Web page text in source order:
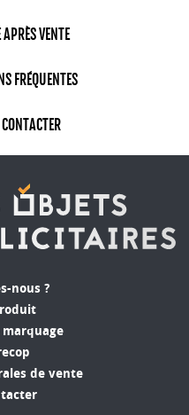
APRÈS VENTE
FRÉQUENTES
nous ?
de vente